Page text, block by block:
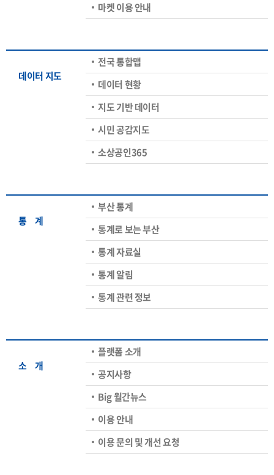
마켓 이용 안내
데이터 지도
전국 통합맵
데이터 현황
지도 기반 데이터
시민 공감지도
소상공인365
통ㅤ계
부산 통계
통계로 보는 부산
통계 자료실
통계 알림
통계 관련 정보
소ㅤ개
플랫폼 소개
공지사항
Big 월간뉴스
이용 안내
이용 문의 및 개선 요청